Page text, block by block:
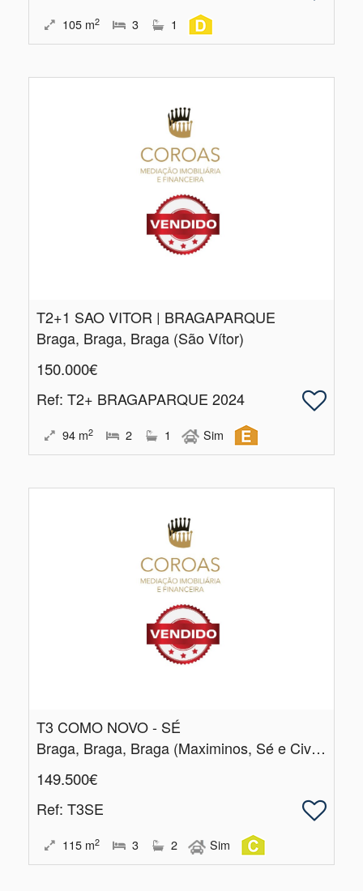
105 m2 3 1
T2+1 SAO VITOR | BRAGAPARQUE
Braga, Braga, Braga (São Vítor)
150.000€
Ref: T2+ BRAGAPARQUE 2024
94 m2 2 1 Sim
T3 COMO NOVO - SÉ
Braga, Braga, Braga (Maximinos, Sé e Cividade)
149.500€
Ref: T3SE
115 m2 3 2 Sim